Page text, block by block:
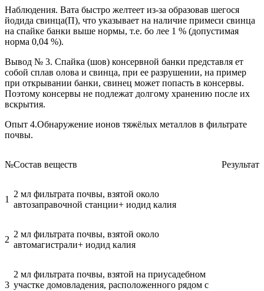
Наблюдения. Вата быстро желтеет из-за образовав шегося
йодида свинца(П), что указывает на наличие примеси свинца
на спайке банки выше нормы, т.е. бо лее 1 % (допустимая
норма 0,04 %).
Вывод № 3. Спайка (шов) консервной банки представля ет
собой сплав олова и свинца, при ее разрушении, на пример
при открывании банки, свинец может попасть в консервы.
Поэтому консервы не подлежат долгому хранению после их
вскрытия.
Опыт 4.Обнаружение ионов тяжёлых металлов в фильтрате
почвы.
№Состав веществ Результат
1
2 мл фильтрата почвы, взятой около
автозаправочной станции+ иодид калия
2
2 мл фильтрата почвы, взятой около
автомагистрали+ иодид калия
3
2 мл фильтрата почвы, взятой на приусадебном
участке домовладения, расположенного рядом с